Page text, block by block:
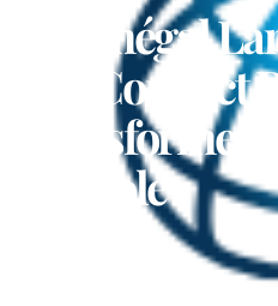
Le Sénégal
AgriConnect
Transformer
Agricole